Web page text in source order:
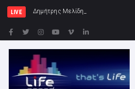
LIVE Δημήτρης Μελίδης: «Ο ΣΥΡΙΖΑ-ΠΣ